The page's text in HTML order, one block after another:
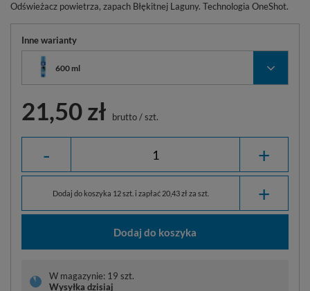
Odświeżacz powietrza, zapach Błękitnej Laguny. Technologia OneShot.
Inne warianty
600 ml
21,50 zł brutto/szt.
- +
Dodaj do koszyka 12 szt. i zapłać 20,43 zł za szt. +
Dodaj do koszyka
W magazynie: 19 szt.
Wysyłka dzisiaj